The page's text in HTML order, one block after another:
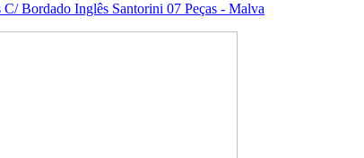
Bordado Inglês Santorini 07 Peças - Malva